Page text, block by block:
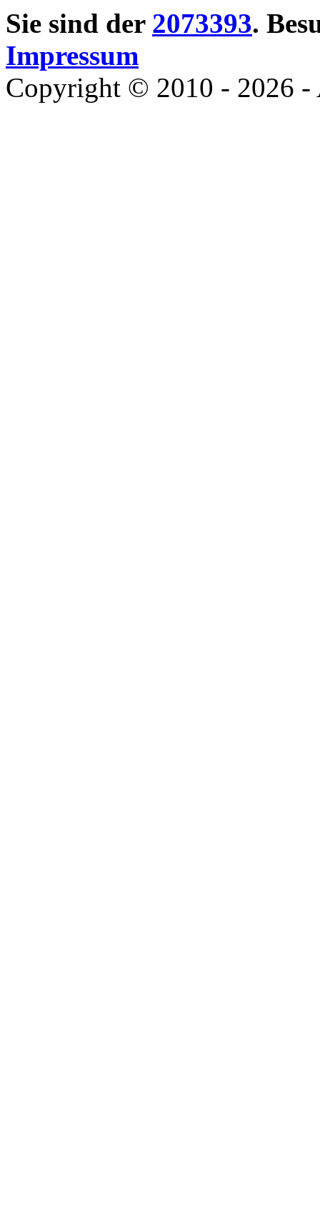
Sie sind der 2073393.
Impressum
Copyright © 2010 - 2026 -